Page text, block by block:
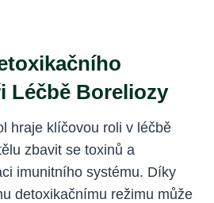
Léčbě Boreliozy
hraje​ klíčovou ​roli v léčbě
zbavit se toxinů ⁣a
imunitního systému. Díky
detoxikačnímu režimu může